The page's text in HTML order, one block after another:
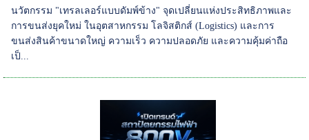
นวัตกรรม "เทรลเลอร์แบบดัมพ์ข้าง" จุดเปลี่ยนแห่งประสิทธิภาพและ
การขนส่งยุคใหม่ ในอุตสาหกรรม โลจิสติกส์ (Logistics) และการ
ขนส่งสินค้าขนาดใหญ่ ความเร็ว ความปลอดภัย และความคุ้มค่าถือ
เป็...